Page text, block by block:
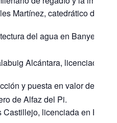
Martínez, catedrático de
del agua en Banyeres
Alcántara, licenciada
y puesta en valor del
de Alfaz del Pi.
Castillejo, licenciada en